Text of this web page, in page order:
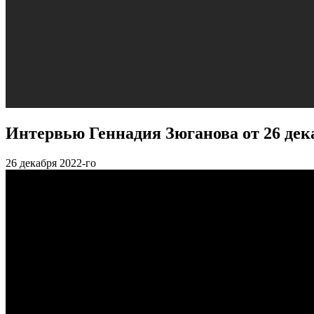
Интервью Геннадия Зюганова от 26
26 декабря 2022-го